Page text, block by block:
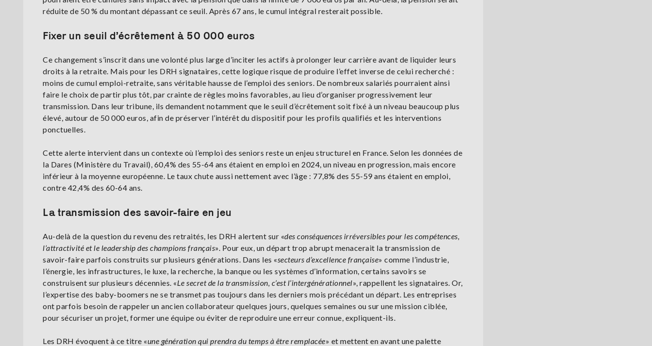
réduite de 50 % du montant dépassant ce seuil. Après 67 ans, le cumul intégral resterait possible.
Fixer un seuil d’écrêtement à 50 000 euros
Ce changement s’inscrit dans une volonté plus large d’inciter les actifs à prolonger leur carrière avant de liquider leurs
droits à la retraite. Mais pour les DRH signataires, cette logique risque de produire l’effet inverse de celui recherché :
moins de cumul emploi-retraite, sans véritable hausse de l’emploi des seniors. De nombreux salariés pourraient ainsi
faire le choix de partir plus tôt, par crainte de règles moins favorables, au lieu d’organiser progressivement leur
transmission. Dans leur tribune, ils demandent notamment que le seuil d’écrêtement soit fixé à un niveau beaucoup plus
élevé, autour de 50 000 euros, afin de préserver l’intérêt du dispositif pour les profils qualifiés et les interventions
ponctuelles.
Cette alerte intervient dans un contexte où l’emploi des seniors reste un enjeu structurel en France. Selon les données de
la Dares (Ministère du Travail), 60,4% des 55-64 ans étaient en emploi en 2024, un niveau en progression, mais encore
inférieur à la moyenne européenne. Le taux chute aussi nettement avec l’âge : 77,8% des 55-59 ans étaient en emploi,
contre 42,4% des 60-64 ans.
La transmission des savoir-faire en jeu
Au-delà de la question du revenu des retraités, les DRH alertent sur «des conséquences irréversibles pour les compétences,
l’attractivité et le leadership des champions français». Pour eux, un départ trop abrupt menacerait la transmission de
savoir-faire parfois construits sur plusieurs générations. Dans les «secteurs d’excellence française» comme l’industrie,
l’énergie, les infrastructures, le luxe, la recherche, la banque ou les systèmes d’information, certains savoirs se
construisent sur plusieurs décennies. «Le secret de la transmission, c’est l’intergénérationnel», rappellent les signataires. Or,
l’expertise des baby-boomers ne se transmet pas toujours dans les derniers mois précédant un départ. Les entreprises
ont parfois besoin de rappeler un ancien collaborateur quelques jours, quelques semaines ou sur une mission ciblée,
pour sécuriser un projet, former une équipe ou éviter de reproduire une erreur connue, expliquent-ils.
Les DRH évoquent à ce titre «une génération qui prendra du temps à être remplacée» et mettent en avant une palette